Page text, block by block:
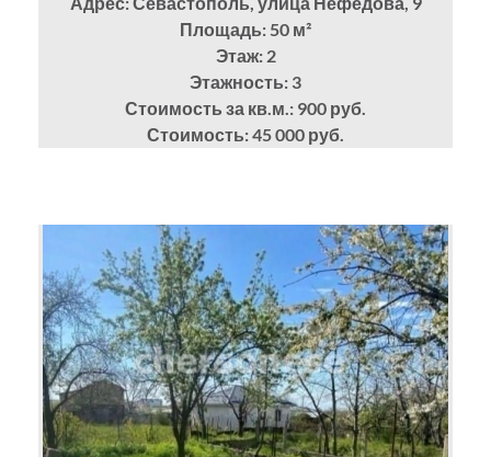
Площадь: 50 м²
Этаж: 2
Этажность: 3
Стоимость за кв.м.: 900 руб.
Стоимость: 45 000 руб.